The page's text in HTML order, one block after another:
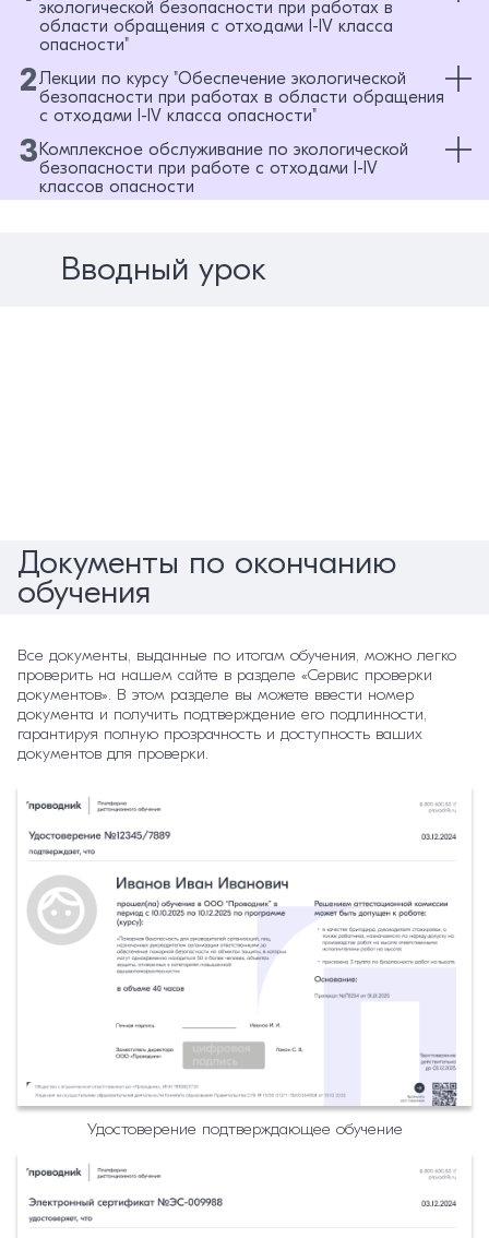
экологической безопасности при работах в
области обращения с отходами I-IV класса
опасности"
Презентация по курсу "Обеспечение экологической безопасности при
работах в области обращения с отходами I-IV класса опасности"
2Лекции по курсу "Обеспечение экологической
безопасности при работах в области обращения
с отходами I-IV класса опасности"
Раздел 1. Основы законодательства в области обращения с отходами
Раздел 2. Классификация и паспортизация отходов I-IV класса
опасности
Раздел 5. Экономические механизмы и предупреждение
чрезвычайных ситуаций
3 Комплексное обслуживание по экологической
безопасности при работе с отходами I-IV
классов опасности
Вводный урок
Документы по окончанию
обучения
Все документы, выданные по итогам обучения, можно легко
проверить на нашем сайте в разделе «Сервис проверки
документов». В этом разделе вы можете ввести номер
документа и получить подтверждение его подлинности,
гарантируя полную прозрачность и доступность ваших
документов для проверки.
Удостоверение подтверждающее обучение